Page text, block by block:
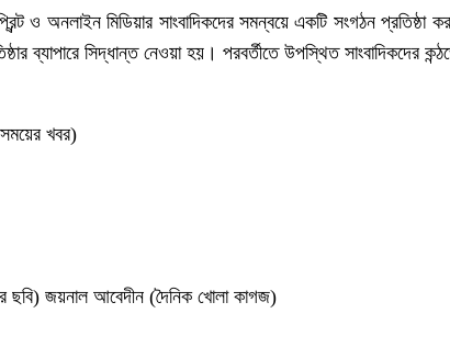
ও অনলাইন মিডিয়ার সাংবাদিকদের সমন্বয়ে একটি সংগঠন
ব্যাপারে সিদ্ধান্ত নেওয়া হয়। পরবর্তীতে উপস্থিত
খবর)
ছবি) জয়নাল আবেদীন (দৈনিক খোলা কাগজ)